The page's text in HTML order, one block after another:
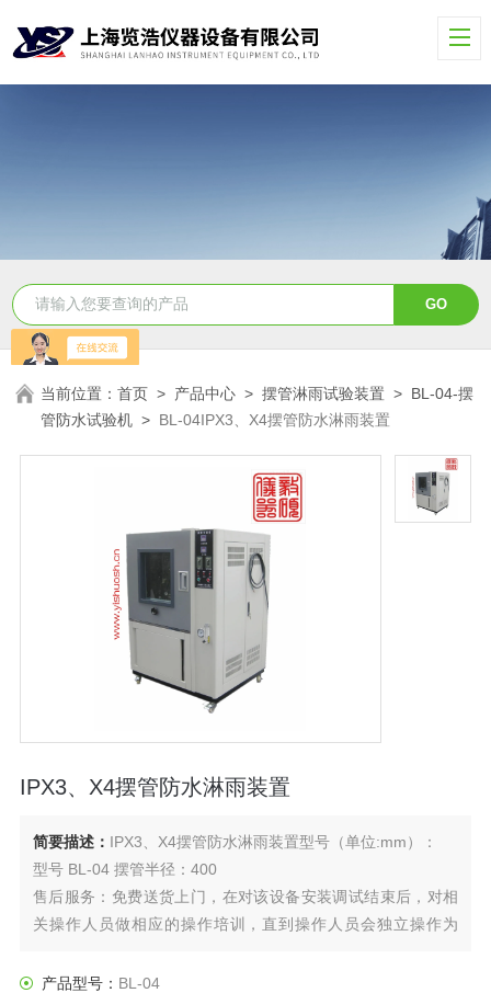
当前位置：首页 > 产品中心 >摆管淋雨试验装置 > BL-04-摆
管防水试验机 > BL-04IPX3、X4摆管防水淋雨装置
IPX3、X4摆管防水淋雨装置
简要描述： IPX3、X4摆管防水淋雨装置型号（单位:mm）：
型号 BL-04 摆管半径：400
售后服务：免费送货上门，在对该设备安装调试结束后，对相
关操作人员做相应的操作培训，直到操作人员会独立操作为
产品型号： BL-04